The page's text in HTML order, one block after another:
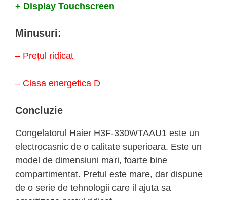
+ Display Touchscreen
Minusuri:
– Prețul ridicat
– Clasa energetica D
Concluzie
Congelatorul Haier H3F-330WTAAU1 este un
electrocasnic de o calitate superioara. Este un
model de dimensiuni mari, foarte bine
compartimentat. Prețul este mare, dar dispune
de o serie de tehnologii care il ajuta sa